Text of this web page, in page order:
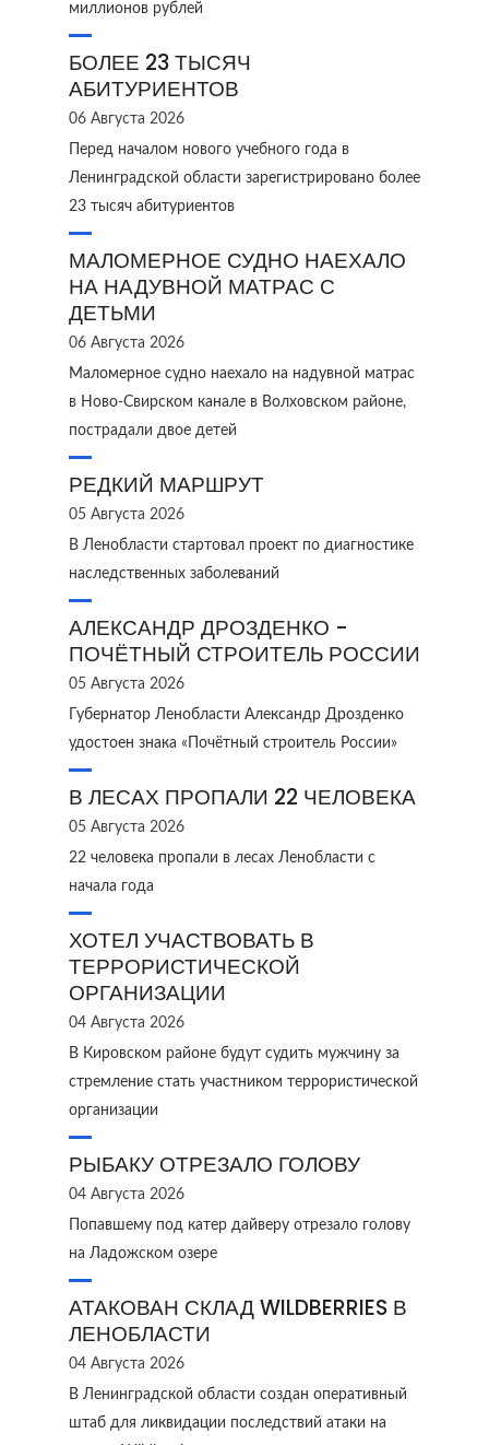
миллионов рублей
БОЛЕЕ 23 ТЫСЯЧ
АБИТУРИЕНТОВ
06 Августа 2026
Перед началом нового учебного года в
Ленинградской области зарегистрировано более
23 тысяч абитуриентов
МАЛОМЕРНОЕ СУДНО НАЕХАЛО
НА НАДУВНОЙ МАТРАС С
ДЕТЬМИ
06 Августа 2026
Маломерное судно наехало на надувной матрас
в Ново‑Свирском канале в Волховском районе,
пострадали двое детей
РЕДКИЙ МАРШРУТ
05 Августа 2026
В Ленобласти стартовал проект по диагностике
наследственных заболеваний
АЛЕКСАНДР ДРОЗДЕНКО -
ПОЧЁТНЫЙ СТРОИТЕЛЬ РОССИИ
05 Августа 2026
Губернатор Ленобласти Александр Дрозденко
удостоен знака «Почётный строитель России»
В ЛЕСАХ ПРОПАЛИ 22 ЧЕЛОВЕКА
05 Августа 2026
22 человека пропали в лесах Ленобласти с
начала года
ХОТЕЛ УЧАСТВОВАТЬ В
ТЕРРОРИСТИЧЕСКОЙ
ОРГАНИЗАЦИИ
04 Августа 2026
В Кировском районе будут судить мужчину за
стремление стать участником террористической
организации
РЫБАКУ ОТРЕЗАЛО ГОЛОВУ
04 Августа 2026
Попавшему под катер дайверу отрезало голову
на Ладожском озере
АТАКОВАН СКЛАД WILDBERRIES В
ЛЕНОБЛАСТИ
04 Августа 2026
В Ленинградской области создан оперативный
штаб для ликвидации последствий атаки на